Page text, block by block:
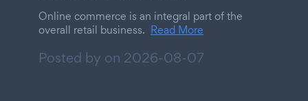
Online commerce is an integral part of the
overall retail business. Read More
Posted by on 2026-08-07